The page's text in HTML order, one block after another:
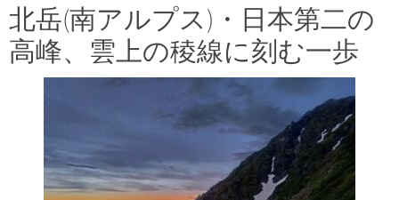
北岳(南アルプス)・日本第二の
高峰、雲上の稜線に刻む一歩